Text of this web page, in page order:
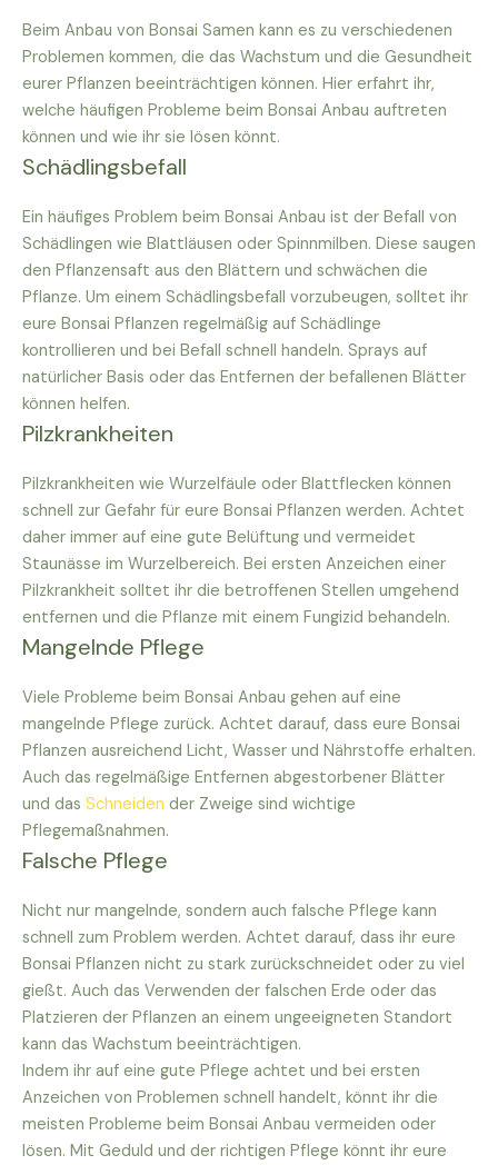
Beim Anbau von Bonsai Samen kann es zu verschiedenen
Problemen kommen, die das Wachstum und die Gesundheit
eurer Pflanzen beeinträchtigen können. Hier erfahrt ihr,
welche häufigen Probleme beim Bonsai Anbau auftreten
können und wie ihr sie lösen könnt.
Schädlingsbefall
Ein häufiges Problem beim Bonsai Anbau ist der Befall von
Schädlingen wie Blattläusen oder Spinnmilben. Diese saugen
den Pflanzensaft aus den Blättern und schwächen die
Pflanze. Um einem Schädlingsbefall vorzubeugen, solltet ihr
eure Bonsai Pflanzen regelmäßig auf Schädlinge
kontrollieren und bei Befall schnell handeln. Sprays auf
natürlicher Basis oder das Entfernen der befallenen Blätter
können helfen.
Pilzkrankheiten
Pilzkrankheiten wie Wurzelfäule oder Blattflecken können
schnell zur Gefahr für eure Bonsai Pflanzen werden. Achtet
daher immer auf eine gute Belüftung und vermeidet
Staunässe im Wurzelbereich. Bei ersten Anzeichen einer
Pilzkrankheit solltet ihr die betroffenen Stellen umgehend
entfernen und die Pflanze mit einem Fungizid behandeln.
Mangelnde Pflege
Viele Probleme beim Bonsai Anbau gehen auf eine
mangelnde Pflege zurück. Achtet darauf, dass eure Bonsai
Pflanzen ausreichend Licht, Wasser und Nährstoffe erhalten.
Auch das regelmäßige Entfernen abgestorbener Blätter
und das Schneiden der Zweige sind wichtige
Pflegemaßnahmen.
Falsche Pflege
Nicht nur mangelnde, sondern auch falsche Pflege kann
schnell zum Problem werden. Achtet darauf, dass ihr eure
Bonsai Pflanzen nicht zu stark zurückschneidet oder zu viel
gießt. Auch das Verwenden der falschen Erde oder das
Platzieren der Pflanzen an einem ungeeigneten Standort
kann das Wachstum beeinträchtigen.
Indem ihr auf eine gute Pflege achtet und bei ersten
Anzeichen von Problemen schnell handelt, könnt ihr die
meisten Probleme beim Bonsai Anbau vermeiden oder
lösen. Mit Geduld und der richtigen Pflege könnt ihr eure